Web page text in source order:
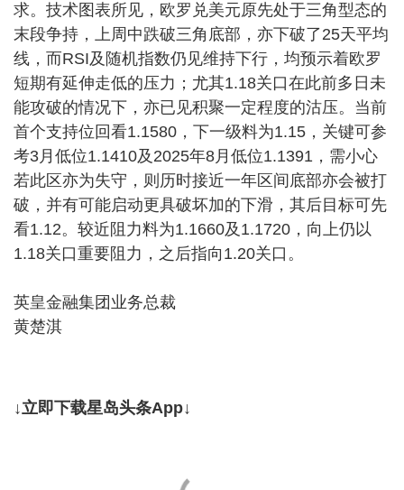
求。技术图表所见，欧罗兑美元原先处于三角型态的
末段争持，上周中跌破三角底部，亦下破了25天平均
线，而RSI及随机指数仍见维持下行，均预示着欧罗
短期有延伸走低的压力；尤其1.18关口在此前多日未
能攻破的情况下，亦已见积聚一定程度的沽压。当前
首个支持位回看1.1580，下一级料为1.15，关键可参
考3月低位1.1410及2025年8月低位1.1391，需小心
若此区亦为失守，则历时接近一年区间底部亦会被打
破，并有可能启动更具破坏加的下滑，其后目标可先
看1.12。较近阻力料为1.1660及1.1720，向上仍以
1.18关口重要阻力，之后指向1.20关口。
英皇金融集团业务总裁
黄楚淇
↓立即下载星岛头条App↓